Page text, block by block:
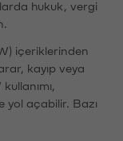
hukuk, vergi
içeriklerinden
kayıp veya
yol açabilir. Bazı